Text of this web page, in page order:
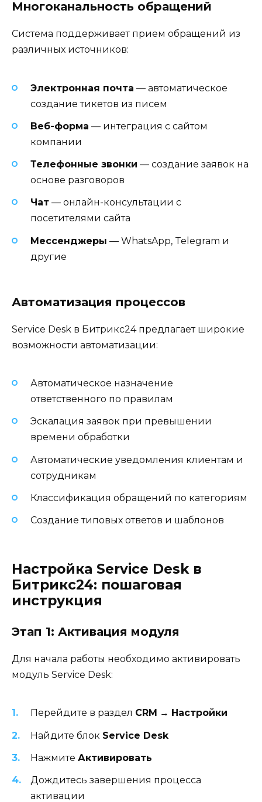
Многоканальность обращений
Система поддерживает прием обращений из
различных источников:
Электронная почта — автоматическое
создание тикетов из писем
Веб-форма — интеграция с сайтом
компании
Телефонные звонки — создание заявок на
основе разговоров
Чат — онлайн-консультации с
посетителями сайта
Мессенджеры — WhatsApp, Telegram и
другие
Автоматизация процессов
Service Desk в Битрикс24 предлагает широкие
возможности автоматизации:
Автоматическое назначение
ответственного по правилам
Эскалация заявок при превышении
времени обработки
Автоматические уведомления клиентам и
сотрудникам
Классификация обращений по категориям
Создание типовых ответов и шаблонов
Настройка Service Desk в
Битрикс24: пошаговая
инструкция
Этап 1: Активация модуля
Для начала работы необходимо активировать
модуль Service Desk:
Перейдите в раздел CRM → Настройки
Найдите блок Service Desk
Нажмите Активировать
Дождитесь завершения процесса
активации